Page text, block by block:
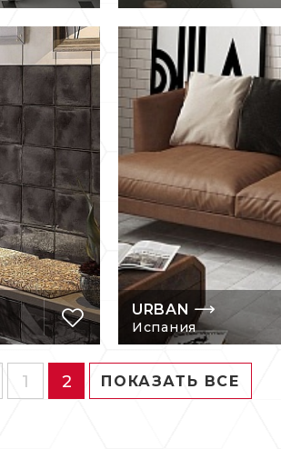
URBAN
Испания
1 2 ПОКАЗАТЬ ВСЕ